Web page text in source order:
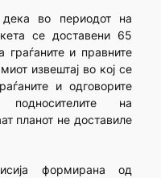
во периодот на
се доставени 65
граѓаните и правните
извештај во кој се
и одговорите
на
планот не доставиле
формирана од